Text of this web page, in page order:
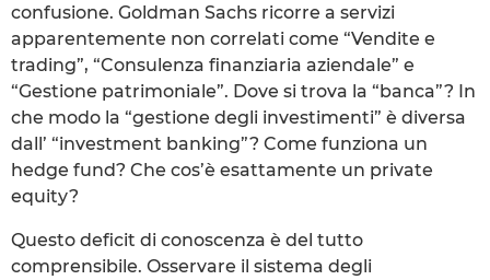
confusione. Goldman Sachs ricorre a servizi
apparentemente non correlati come “Vendite e
trading”, “Consulenza finanziaria aziendale” e
“Gestione patrimoniale”. Dove si trova la “banca”? In
che modo la “gestione degli investimenti” è diversa
dall’ “investment banking”? Come funziona un
hedge fund? Che cos’è esattamente un private
equity?
Questo deficit di conoscenza è del tutto
comprensibile. Osservare il sistema degli